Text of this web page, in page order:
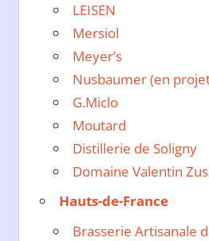
LEISEN
Mersiol
Meyer’s
Nusbaumer (en
G.Miclo
Moutard
Distillerie de Soligny
Domaine Valentin
Hauts-de-France
Brasserie Artisanale